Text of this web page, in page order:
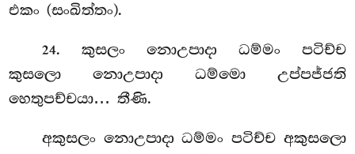
එකං (සංඛිත්තං).
24. කුසලං නොඋපාදා ධම්මං පටිච්ච
කුසලො නොඋපාදා ධම්මො උප්පජ්ජති
හෙතුපච්චයා… තීණි.
අකුසලං නොඋපාදා ධම්මං පටිච්ච අකුසලො